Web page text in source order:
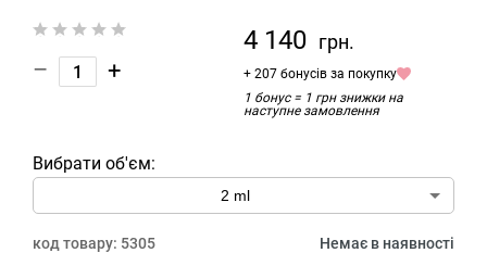
– +
4 140 грн.
+ 207 бонусів за покупку
1 бонус = 1 грн знижки на
наступне замовлення
Вибрати об'єм:
код товару: 5305 Немає в наявності